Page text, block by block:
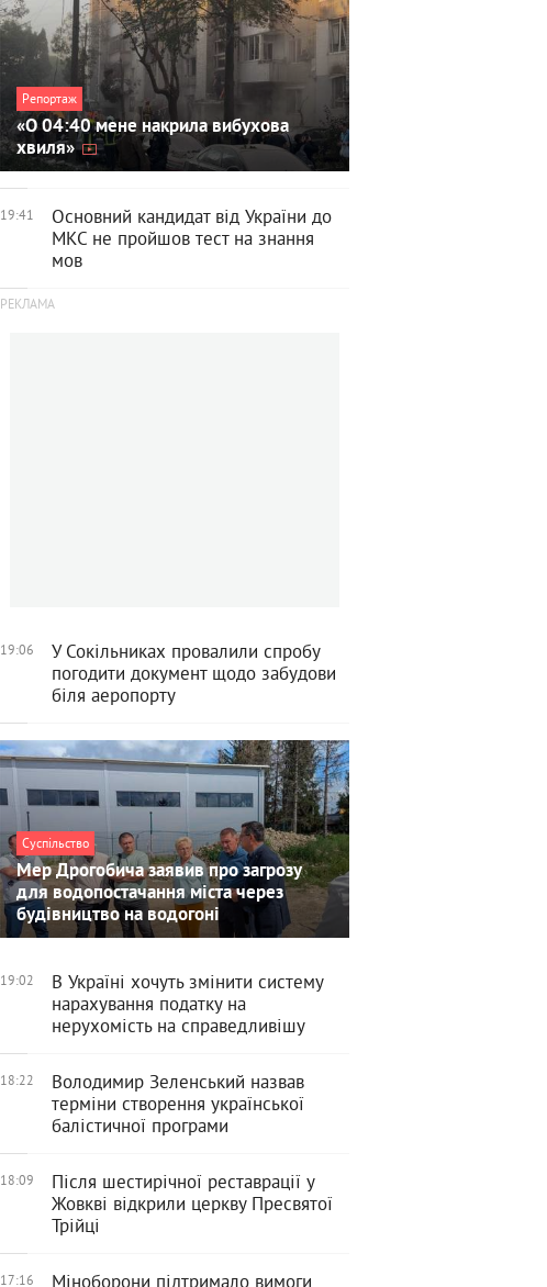
Репортаж
«О 04:40 мене накрила вибухова
хвиля»
19:41
Основний кандидат від України до
МКС не пройшов тест на знання
мов
19:06
У Сокільниках провалили спробу
погодити документ щодо забудови
біля аеропорту
Суспільство
Мер Дрогобича заявив про загрозу
для водопостачання міста через
будівництво на водогоні
19:02
В Україні хочуть змінити систему
нарахування податку на
нерухомість на справедливішу
18:22
Володимир Зеленський назвав
терміни створення української
балістичної програми
18:09
Після шестирічної реставрації у
Жовкві відкрили церкву Пресвятої
Трійці
17:16 Міноборони підтримало вимоги